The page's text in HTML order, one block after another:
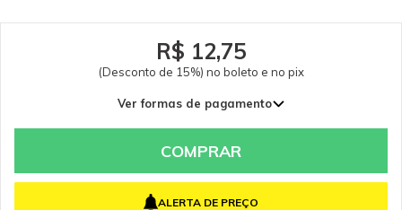
conforme política do fabricante.
R$ 12,75
(Desconto de 15%) no boleto e no pix
Ver formas de pagamento
COMPRAR
ALERTA DE PREÇO